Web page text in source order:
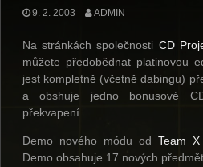
9. 2. 2003 ADMIN
Na stránkách společnosti CD
můžete předobědnat platinovou
jest kompletně (včetně dabingu)
a obshuje jedno bonusové
překvapení.
Demo nového módu od Team X
Demo obsahuje 17 nových